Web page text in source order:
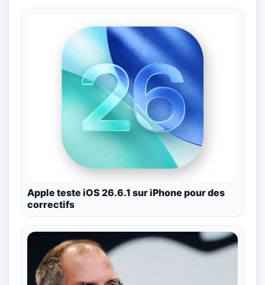
Apple teste iOS 26.6.1 sur iPhone pour des
correctifs